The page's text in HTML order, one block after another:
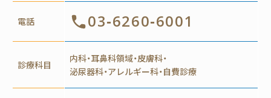
電話 03-6260-6001
診療科目
内科・耳鼻科領域・皮膚科・
泌尿器科・アレルギー科・自費診療